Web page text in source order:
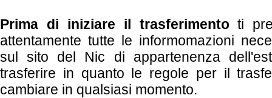
Prima di iniziare il trasferimentoti
attentamente tutte le informomazioni
sul sito del Nic di appartenenza
trasferire in quanto le regole per il
cambiare in qualsiasi momento.